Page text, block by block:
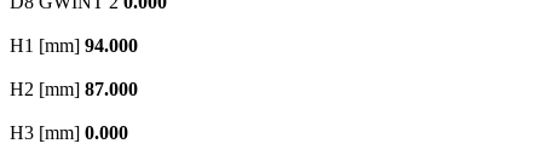
H1 [mm] 94.000
H2 [mm] 87.000
H3 [mm] 0.000